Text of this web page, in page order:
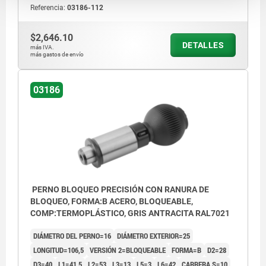
Referencia: 03186-112
$2,646.10
más IVA.
más gastos de envío
DETALLES
03186
PERNO BLOQUEO PRECISIÓN CON RANURA DE
BLOQUEO, FORMA:B ACERO, BLOQUEABLE,
COMP:TERMOPLÁSTICO, GRIS ANTRACITA RAL7021
DIÁMETRO DEL PERNO=16 DIÁMETRO EXTERIOR=25
LONGITUD=106,5 VERSIÓN 2=BLOQUEABLE FORMA=B D2=28